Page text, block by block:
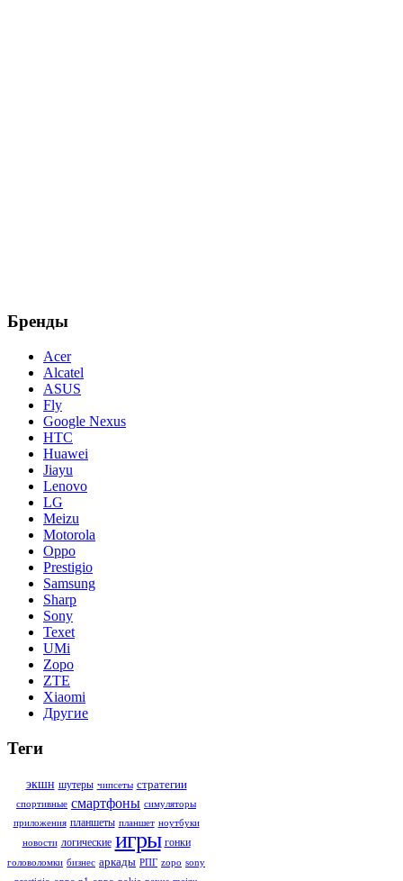
Бренды
Acer
Alcatel
ASUS
Fly
Google Nexus
HTC
Huawei
Jiayu
Lenovo
LG
Meizu
Motorola
Oppo
Prestigio
Samsung
Sharp
Sony
Texet
UMi
Zopo
ZTE
Xiaomi
Другие
Теги
экшн шутеры чипсеты стратегии
спортивные смартфоны симуляторы
приложения планшеты планшет ноутбуки
новости логические игры гонки
головоломки бизнес аркады РПГ zopo sony